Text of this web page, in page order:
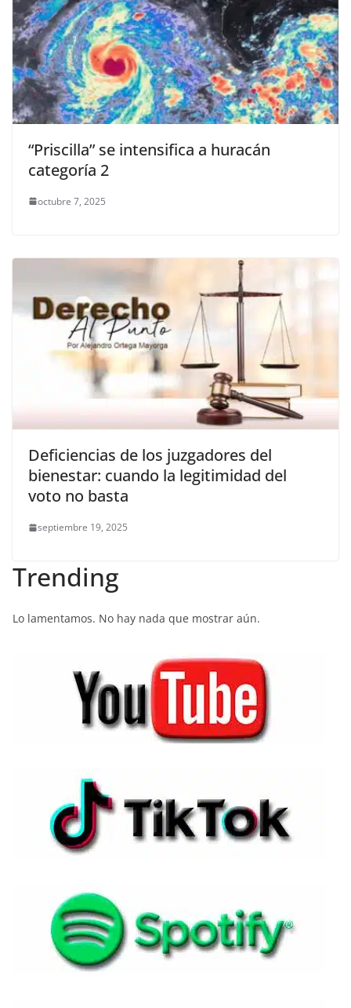
“Priscilla” se intensifica a huracán
categoría 2
octubre 7, 2025
Deficiencias de los juzgadores del
bienestar: cuando la legitimidad del
voto no basta
septiembre 19, 2025
Trending
Lo lamentamos. No hay nada que mostrar aún.